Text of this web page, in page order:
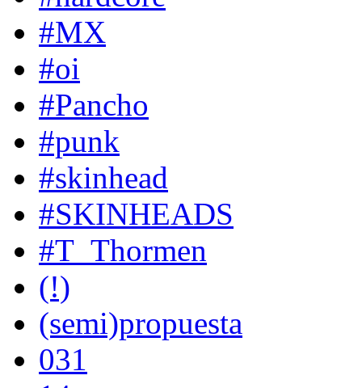
#MX
#oi
#Pancho
#punk
#skinhead
#SKINHEADS
#T_Thormen
(!)
(semi)propuesta
031